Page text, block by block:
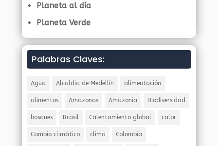
Planeta al día
Planeta Verde
Palabras Claves:
Agua Alcaldia de Medellín alimentación
alimentos Amazonas Amazonía Biodiversidad
bosques Brasil Calentamiento global calor
Cambio climático clima Colombia